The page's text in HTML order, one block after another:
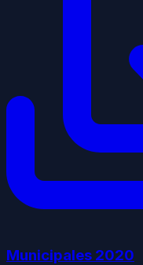
Municipales 2020